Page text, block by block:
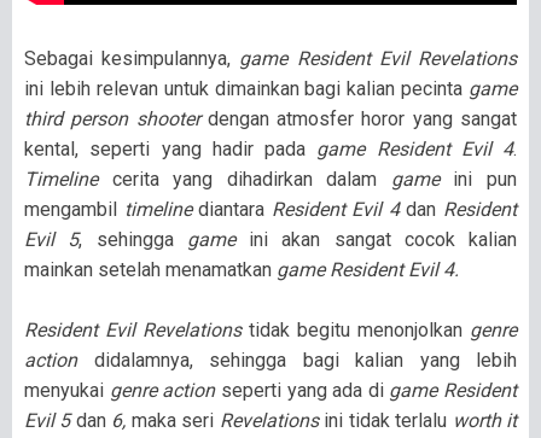
Sebagai kesimpulannya, game Resident Evil Revelations
ini lebih relevan untuk dimainkan bagi kalian pecinta game
third person shooterdengan atmosfer horor yang sangat
kental, seperti yang hadir pada game Resident Evil 4.
Timeline cerita yang dihadirkan dalam game ini pun
mengambil
timelinediantara Resident Evil 4dan Resident
Evil 5, sehingga game ini akan sangat cocok kalian
mainkan setelah menamatkan game Resident Evil 4.
Resident Evil Revelations tidak begitu menonjolkan genre
action didalamnya, sehingga bagi kalian yang lebih
menyukai genre actionseperti yang ada di game Resident
Evil 5dan 6, maka seri Revelations ini tidak terlalu worth it